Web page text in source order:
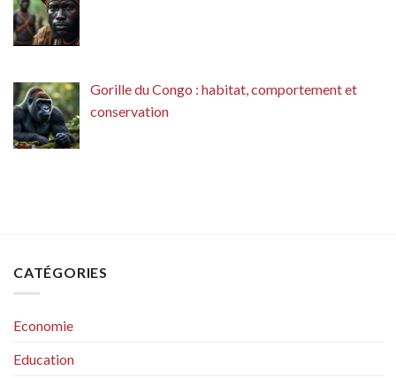
Gorille du Congo : habitat, comportement et
conservation
CATÉGORIES
Economie
Education